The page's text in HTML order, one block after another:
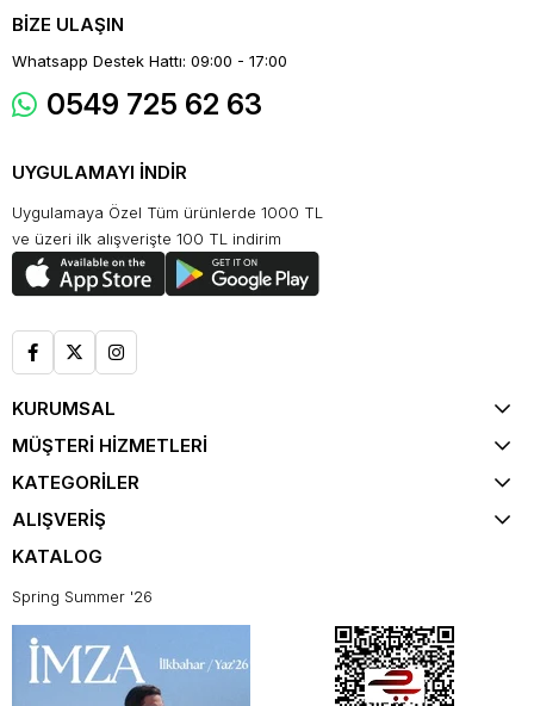
BİZE ULAŞIN
Whatsapp Destek Hattı: 09:00 - 17:00
0549 725 62 63
UYGULAMAYI İNDİR
Uygulamaya Özel Tüm ürünlerde 1000 TL
ve üzeri ilk alışverişte 100 TL indirim
KURUMSAL
MÜŞTERİ HİZMETLERİ
KATEGORİLER
ALIŞVERİŞ
KATALOG
Spring Summer '26